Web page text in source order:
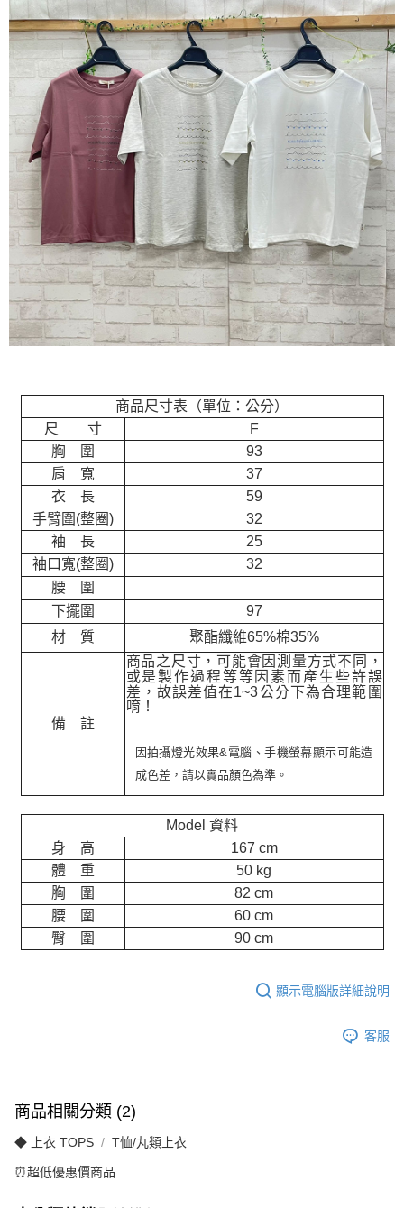
商品尺寸表（單位：公分）
尺 寸
F
胸 圍
93
肩 寬
37
衣 長
59
手臂圍(整圈)
32
袖 長
25
袖口寬(整圈)
32
腰 圍
下擺圍
97
材 質
聚酯纖維65%棉35%
備 註
商品之尺寸，可能會因測量方式不同，
或是製作過程等等因素而產生些許誤
差，故誤差值在1~3公分下為合理範圍
唷！
因拍攝燈光效果&電腦、手機螢幕顯示可能造
成色差，請以實品顏色為準。
Model 資料
身 高
167 cm
體 重
50 kg
胸 圍
82 cm
腰 圍
60 cm
臀 圍
90 cm
顯示電腦版詳細說明
客服
商品相關分類 (2)
◆ 上衣 TOPS T恤/丸類上衣
⏰超低優惠價商品